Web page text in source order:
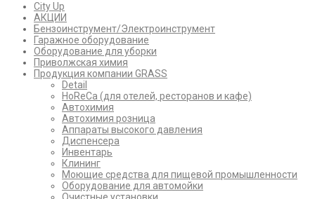
City Up
АКЦИИ
Бензоинструмент/Электроинструмент
Гаражное оборудование
Оборудование для уборки
Приволжская химия
Продукция компании GRASS
Detail
HoReCa (для отелей, ресторанов и кафе)
Автохимия
Автохимия розница
Аппараты высокого давления
Диспенсера
Инвентарь
Клининг
Моющие средства для пищевой промышленности
Оборудование для автомойки